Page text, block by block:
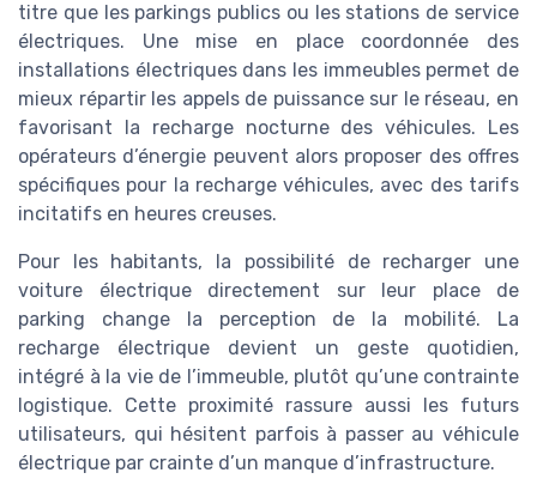
titre que les parkings publics ou les stations de service
électriques. Une mise en place coordonnée des
installations électriques dans les immeubles permet de
mieux répartir les appels de puissance sur le réseau, en
favorisant la recharge nocturne des véhicules. Les
opérateurs d’énergie peuvent alors proposer des offres
spécifiques pour la recharge véhicules, avec des tarifs
incitatifs en heures creuses.
Pour les habitants, la possibilité de recharger une
voiture électrique directement sur leur place de
parking change la perception de la mobilité. La
recharge électrique devient un geste quotidien,
intégré à la vie de l’immeuble, plutôt qu’une contrainte
logistique. Cette proximité rassure aussi les futurs
utilisateurs, qui hésitent parfois à passer au véhicule
électrique par crainte d’un manque d’infrastructure.